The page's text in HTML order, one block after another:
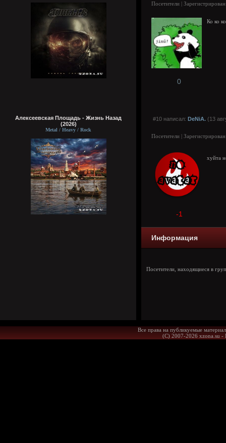
Алексеевская Площадь - Жизнь Назад
(2026)
Metal / Heavy / Rock
Посетители |
Ко ко
0
#10 написал: DeNiA. (13
Посетители |
хуйта
-1
Информация
Посетители, находящиеся в
Все права на публикуемые
(С) 2007-2026 xzona.su -